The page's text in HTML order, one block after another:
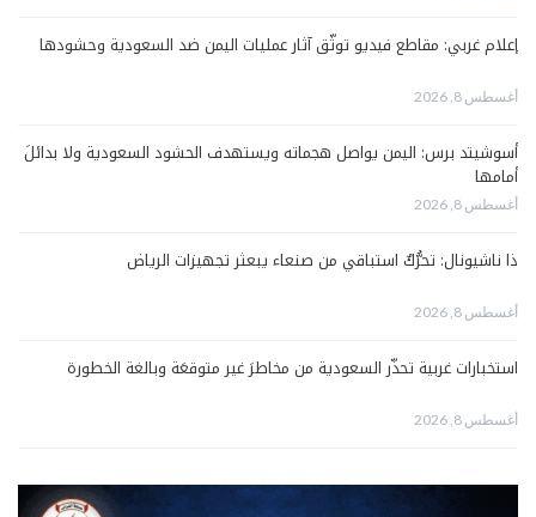
إعلام غربي: مقاطع فيديو توثّق آثار عمليات اليمن ضد السعودية وحشودها
أغسطس 8, 2026
أسوشيتد برس: اليمن يواصل هجماته ويستهدف الحشود السعودية ولا بدائلَ
أمامها
أغسطس 8, 2026
ذا ناشيونال: تحرُّكٌ استباقي من صنعاء يبعثر تجهيزات الرياض
أغسطس 8, 2026
استخبارات غربية تحذّر السعودية من مخاطرَ غير متوقعَة وبالغة الخطورة
أغسطس 8, 2026